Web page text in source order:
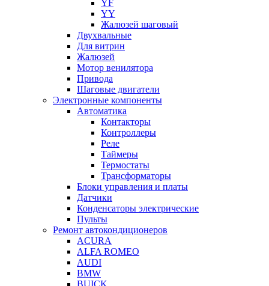
YF
YY
Жалюзей шаговый
Двухвальные
Для витрин
Жалюзей
Мотор венилятора
Привода
Шаговые двигатели
Электронные компоненты
Автоматика
Контакторы
Контроллеры
Реле
Таймеры
Термостаты
Трансформаторы
Блоки управления и платы
Датчики
Конденсаторы электрические
Пульты
Ремонт автокондиционеров
ACURA
ALFA ROMEO
AUDI
BMW
BUICK